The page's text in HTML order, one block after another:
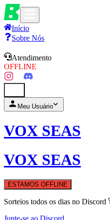
Início
Sobre Nós
Atendimento
OFFLINE
Meu Usuário
VOX SEAS
VOX SEAS
ESTAMOS OFFLINE
Sorteios todos os dias no Discord